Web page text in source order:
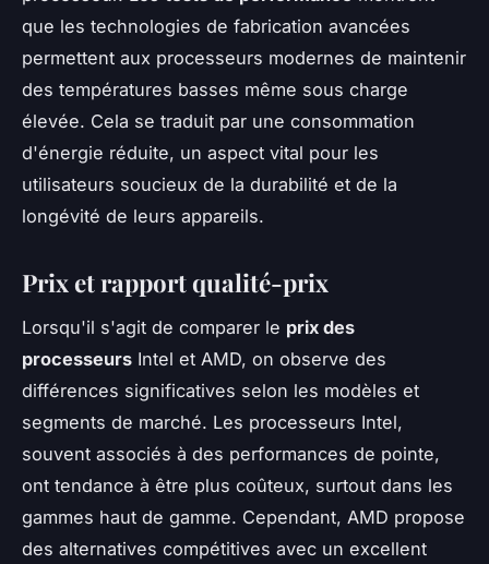
que les technologies de fabrication avancées
permettent aux processeurs modernes de maintenir
des températures basses même sous charge
élevée. Cela se traduit par une consommation
d'énergie réduite, un aspect vital pour les
utilisateurs soucieux de la durabilité et de la
longévité de leurs appareils.
Prix et rapport qualité-prix
Lorsqu'il s'agit de comparer le prix des
processeurs Intel et AMD, on observe des
différences significatives selon les modèles et
segments de marché. Les processeurs Intel,
souvent associés à des performances de pointe,
ont tendance à être plus coûteux, surtout dans les
gammes haut de gamme. Cependant, AMD propose
des alternatives compétitives avec un excellent